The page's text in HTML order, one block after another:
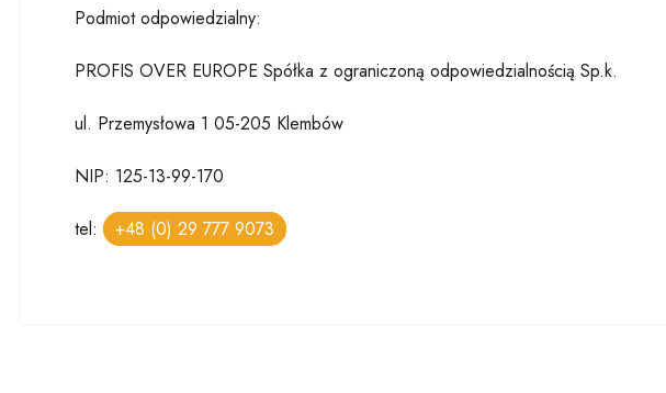
Podmiot odpowiedzialny:
PROFIS OVER EUROPE Spółka z ograniczoną odpowiedzialnością Sp.k.
ul. Przemysłowa 1 05-205 Klembów
NIP: 125-13-99-170
tel: +48 (0) 29 777 9073